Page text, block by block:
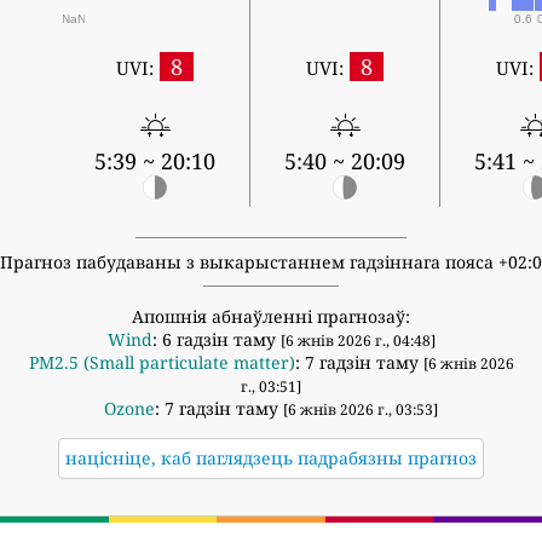
NaN 0.6
UVI: 8
5:39 ~ 20:10
UVI: 8
5:40 ~ 20:09
UVI:
5:41 ~
Прагноз пабудаваны з выкарыстаннем гадзіннага пояса
Апошнія абнаўленні прагнозаў:
Wind: 6 гадзін таму [6 жнів 2026 г., 04:48]
PM2.5 (Small particulate matter): 7 гадзін таму [6 жнів 2026
г., 03:51]
Ozone: 7 гадзін таму [6 жнів 2026 г., 03:53]
націсніце, каб паглядзець падрабязны прагноз